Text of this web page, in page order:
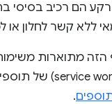
רקע הם רכיב בסיסי
ללא קשר לחלון או
.